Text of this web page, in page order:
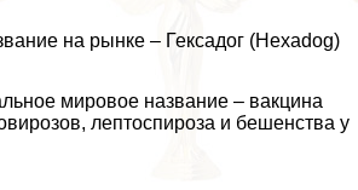
на рынке – Гексадог (Hexadog)
мировое название – вакцина
лептоспироза и бешенства у